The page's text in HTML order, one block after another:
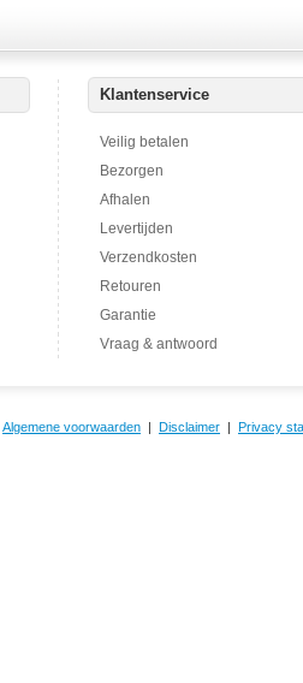
Klantenservice
Veilig betalen
Bezorgen
Afhalen
Levertijden
Verzendkosten
Retouren
Garantie
Vraag & antwoord
Algemene voorwaarden | Disclaimer | Privacy